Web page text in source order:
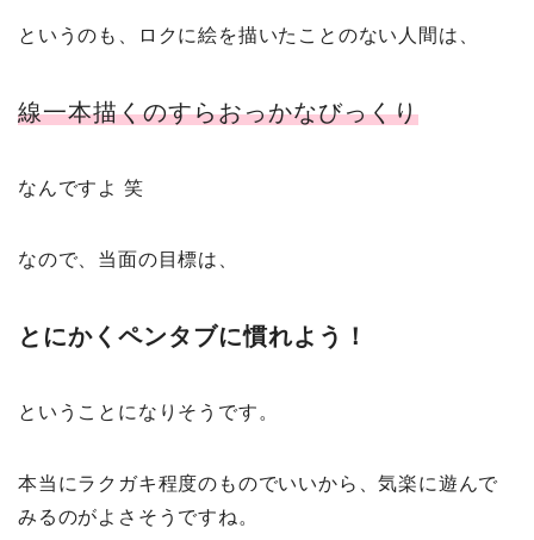
というのも、ロクに絵を描いたことのない人間は、
線一本描くのすらおっかなびっくり
なんですよ 笑
なので、当面の目標は、
とにかくペンタブに慣れよう！
ということになりそうです。
本当にラクガキ程度のものでいいから、気楽に遊んで
みるのがよさそうですね。